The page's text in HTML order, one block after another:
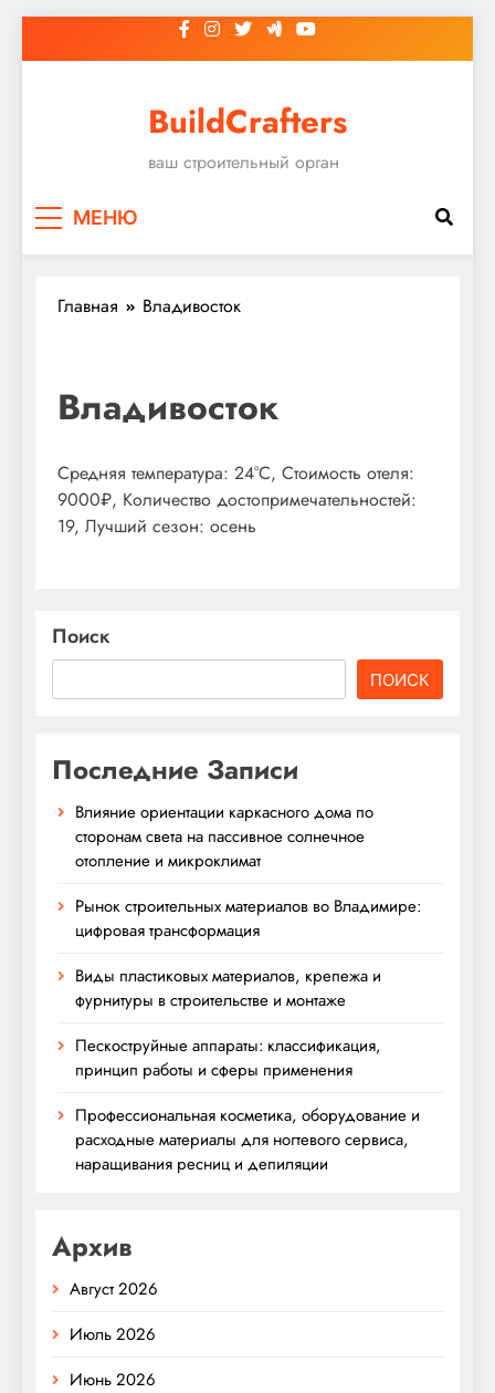
к
BuildCrafters
ваш строительный орган
МЕНЮ
Главная Владивосток
Владивосток
Средняя температура: 24°C, Стоимость отеля:
9000₽, Количество достопримечательностей:
19, Лучший сезон: осень
Поиск
ПОИСК
Последние Записи
Влияние ориентации каркасного дома по
сторонам света на пассивное солнечное
отопление и микроклимат
Рынок строительных материалов во Владимире:
цифровая трансформация
Виды пластиковых материалов, крепежа и
фурнитуры в строительстве и монтаже
Пескоструйные аппараты: классификация,
принцип работы и сферы применения
Профессиональная косметика, оборудование и
расходные материалы для ногтевого сервиса,
наращивания ресниц и депиляции
Архив
Август 2026
Июль 2026
Июнь 2026